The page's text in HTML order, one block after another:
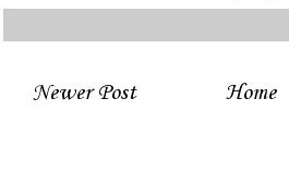
Newer Post Home